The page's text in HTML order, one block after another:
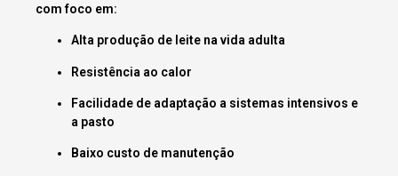
com foco em:
Alta produção de leite na vida adulta
Resistência ao calor
Facilidade de adaptação a sistemas intensivos e
a pasto
Baixo custo de manutenção